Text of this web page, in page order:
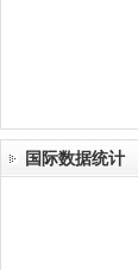
国际数据统计